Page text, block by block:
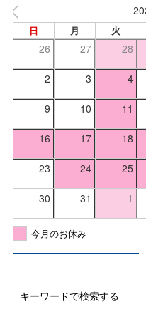
日 月 火
26 27 28
2 3 4
9 10 11
16 17 18
23 24 25
30 31 1
今月のお休み